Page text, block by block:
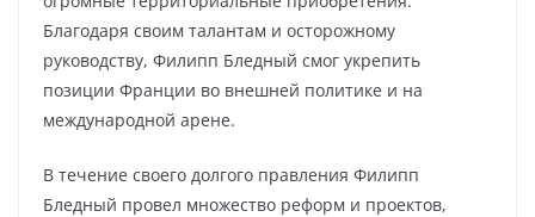
Благодаря своим талантам и осторожному
руководству, Филипп Бледный смог укрепить
позиции Франции во внешней политике и на
международной арене.
В течение своего долгого правления Филипп
Бледный провел множество реформ и проектов,